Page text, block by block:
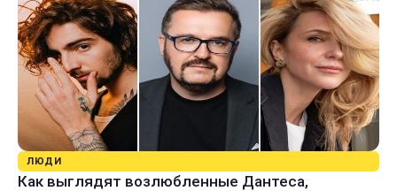
ЛЮДИ
Как выглядят возлюбленные Дантеса,